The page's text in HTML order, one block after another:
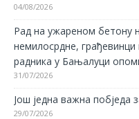
04/08/2026
Рад на ужареном бетону
немилосрдне,
радника у Бањалуци
31/07/2026
Још једна важна побједа
29/07/2026